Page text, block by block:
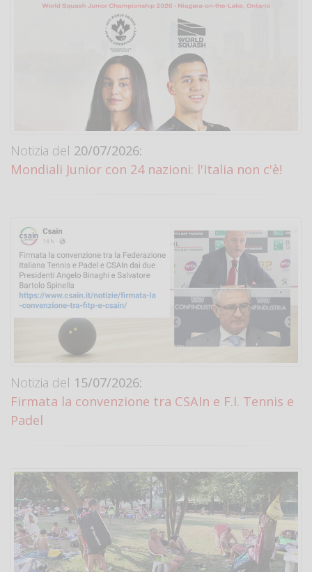
Notizia del 20/07/2026:
Mondiali Junior con 24 nazioni: l'Italia non c'è!
Notizia del 15/07/2026:
Firmata la convenzione tra CSAIn e F.I. Tennis e
Padel